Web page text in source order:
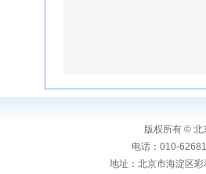
版权所有 ©
电话：010-
地址：北京市海淀区